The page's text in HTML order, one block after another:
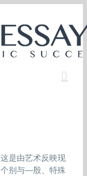
是由艺术反映现
别与—殷、特殊